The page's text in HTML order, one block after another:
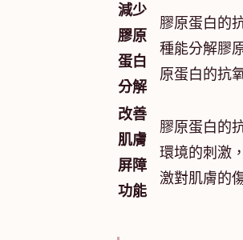
減少
膠原
蛋白
分解
膠原蛋白的
種能分解膠
原蛋白的抗
改善
肌膚
屏障
功能
膠原蛋白的
環境的刺激
激對肌膚的